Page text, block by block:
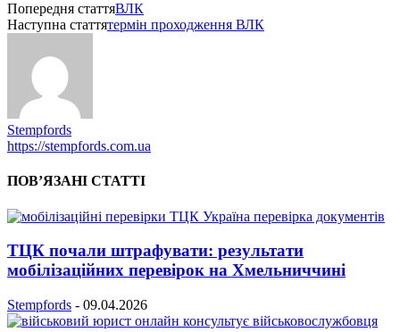
Попередня статтяВЛК
Наступна статтятермін проходження ВЛК
Stempfords
https://stempfords.com.ua
ПОВ’ЯЗАНІ СТАТТІ
ТЦК почали штрафувати: результати
мобілізаційних перевірок на Хмельниччині
Stempfords - 09.04.2026